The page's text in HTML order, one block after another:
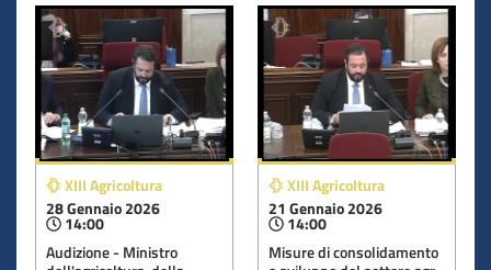
XIII Agricoltura
28 Gennaio 2026
14:00
Audizione - Ministro
XIII Agricoltura
21 Gennaio 2026
14:00
Misure di consolidamento